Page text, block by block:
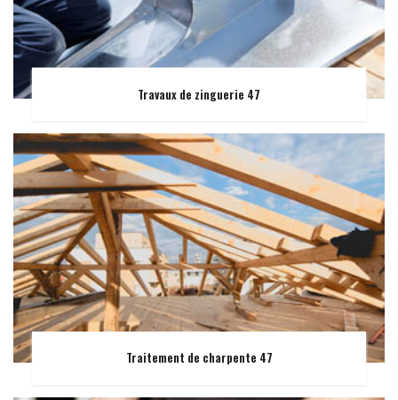
Travaux de zinguerie 47
Traitement de charpente 47